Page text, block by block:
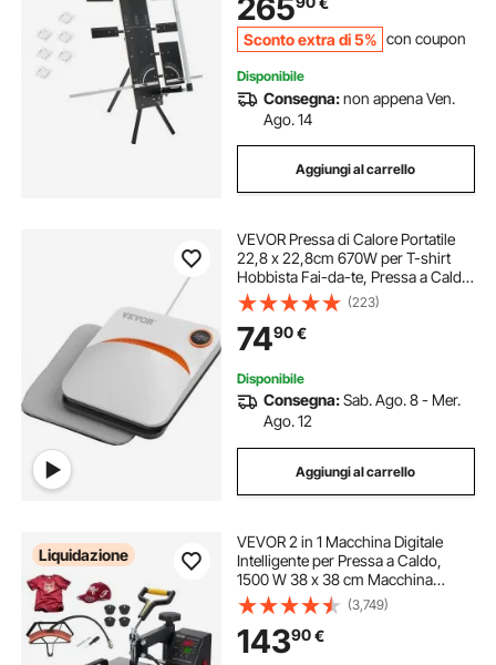
265
Sconto extra di 5% con coupon
Disponibile
Consegna:non appena Ven.
Ago. 14
Aggiungi al carrello
VEVOR Pressa di Calore Portatile
22,8 x 22,8cm 670W per T-shirt
Hobbista Fai-da-te, Pressa a Caldo
Portatile Piastra Termica
22,8x22,8cm Temperatura 40-
205℃, Termopressa Uso
Domestico 2,5 kg Fai-da-te
(223)
7490€
Disponibile
Consegna:Sab. Ago. 8 - Mer.
Ago. 12
Aggiungi al carrello
Liquidazione
VEVOR 2 in 1 Macchina Digitale
Intelligente per Pressa a Caldo,
1500 W 38 x 38 cm Macchina
Sublimazione Pressa di Calore
Girevole a 360 Gradi per Magliette,
Cuscini, Borse, Berretti, Cappelli
(3,749)
14390€